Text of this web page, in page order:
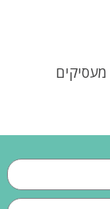
מעסיקים